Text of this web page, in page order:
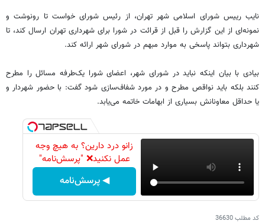
نایب رییس شورای اسلامی شهر تهران، از رئیس شورای خواست تا رونوشت و
نمونه‌ای از این گزارش را قبل از قرائت در شورا برای شهرداری تهران ارسال کند، تا
شهرداری بتواند پاسخی به موارد مبهم در شورای شهر ارائه کند.
بیادی با بیان اینکه نباید در شورای شهر، اعضای شورا یک‌طرفه مسائل را مطرح
کنند بلکه باید نواقص مطرح و در مورد شفاف‌سازی شود گفت: با حضور شهردار و
یا حداقل معاونانش بسیاری از ابهامات خاتمه می‌یابد.
زانو درد دارین؟ به هیچ وجه
عمل نکنید❌ "پرسش‌نامه"
◀ پرسش‌نامه
کد مطلب36630